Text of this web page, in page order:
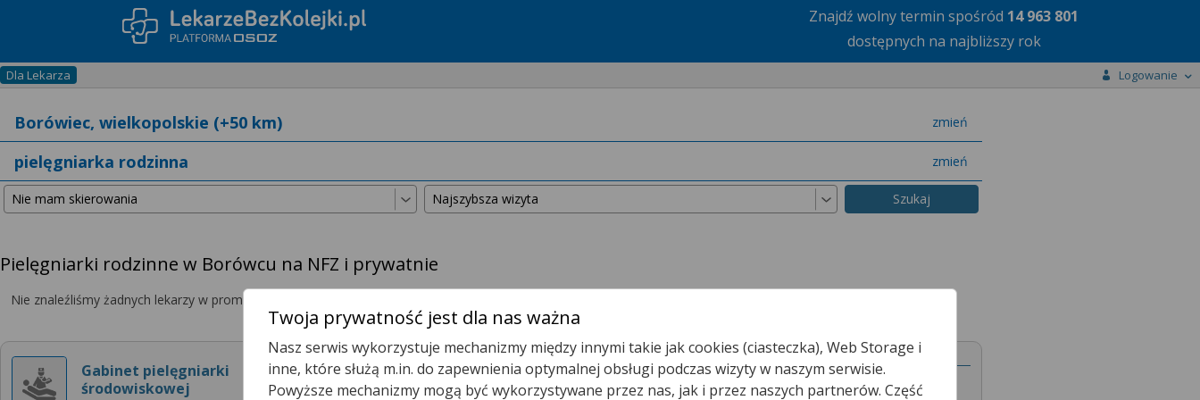
Znajdź wolny termin spośród 14 963 801
dostępnych na najbliższy rok
Dla Lekarza Logowanie
zmień
miasto
zmień
specjalizację
Pielęgniarki rodzinne w Borówcu na NFZ i prywatnie
Nie znaleźliśmy żadnych lekarzy w promieniu
Gabinet pielęgniarki
środowiskowej
Gabinet Pielęgniarki Środowiskowej
Twoja prywatność jest dla nas ważna
Nasz serwis wykorzystuje mechanizmy między innymi takie jak cookies (ciasteczka), Web Storage i
inne, które służą m.in. do zapewnienia optymalnej obsługi podczas wizyty w naszym serwisie.
Powyższe mechanizmy mogą być wykorzystywane przez nas, jak i przez naszych partnerów. Część